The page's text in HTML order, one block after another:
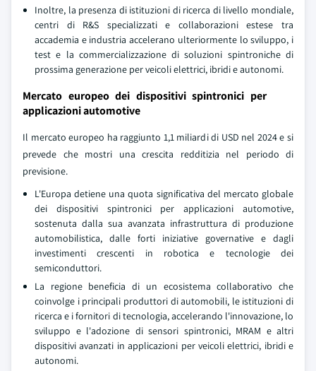
Inoltre, la presenza di istituzioni di ricerca di livello mondiale,
centri di R&S specializzati e collaborazioni estese tra
accademia e industria accelerano ulteriormente lo sviluppo, i
test e la commercializzazione di soluzioni spintroniche di
prossima generazione per veicoli elettrici, ibridi e autonomi.
Mercato europeo dei dispositivi spintronici per
applicazioni automotive
Il mercato europeo ha raggiunto 1,1 miliardi di USD nel 2024 e si
prevede che mostri una crescita redditizia nel periodo di
previsione.
L'Europa detiene una quota significativa del mercato globale
dei dispositivi spintronici per applicazioni automotive,
sostenuta dalla sua avanzata infrastruttura di produzione
automobilistica, dalle forti iniziative governative e dagli
investimenti crescenti in robotica e tecnologie dei
semiconduttori.
La regione beneficia di un ecosistema collaborativo che
coinvolge i principali produttori di automobili, le istituzioni di
ricerca e i fornitori di tecnologia, accelerando l'innovazione, lo
sviluppo e l'adozione di sensori spintronici, MRAM e altri
dispositivi avanzati in applicazioni per veicoli elettrici, ibridi e
autonomi.